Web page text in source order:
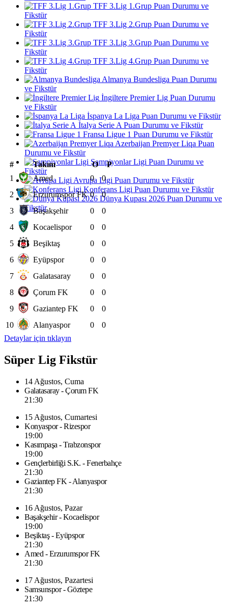
TFF 3.Lig 1.Grup Puan Durumu ve
Fikstür
TFF 3.Lig 2.Grup Puan Durumu ve
Fikstür
TFF 3.Lig 3.Grup Puan Durumu ve
Fikstür
TFF 3.Lig 4.Grup Puan Durumu ve
Fikstür
Almanya Bundesliga Puan Durumu
ve Fikstür
İngiltere Premier Lig Puan Durumu
ve Fikstür
İspanya La Liga Puan Durumu ve Fikstür
İtalya Serie A Puan Durumu ve Fikstür
Fransa Ligue 1 Puan Durumu ve Fikstür
Azerbaijan Premyer Liqa Puan
Durumu ve Fikstür
Şampiyonlar Ligi Puan Durumu ve
Fikstür
Avrupa Ligi Puan Durumu ve Fikstür
Konferans Ligi Puan Durumu ve Fikstür
Dünya Kupası 2026 Puan Durumu ve
Fikstür
# Takım O
P
1
Amed 0
0
2
Erzurumspor FK 0
0
3
Başakşehir 0
0
4
Kocaelispor 0
0
5
Beşiktaş 0
0
6
Eyüpspor 0
0
7
Galatasaray 0
0
8
Çorum FK 0
0
9
Gaziantep FK 0
0
10
Alanyaspor 0
0
Detaylar için tıklayın
Süper Lig Fikstür
14 Ağustos, Cuma
Galatasaray - Çorum FK
21:30
15 Ağustos, Cumartesi
Konyaspor - Rizespor
19:00
Kasımpaşa - Trabzonspor
19:00
Gençlerbirliği S.K. - Fenerbahçe
21:30
Gaziantep FK - Alanyaspor
21:30
16 Ağustos, Pazar
Başakşehir - Kocaelispor
19:00
Beşiktaş - Eyüpspor
21:30
Amed - Erzurumspor FK
21:30
17 Ağustos, Pazartesi
Samsunspor - Göztepe
21:30